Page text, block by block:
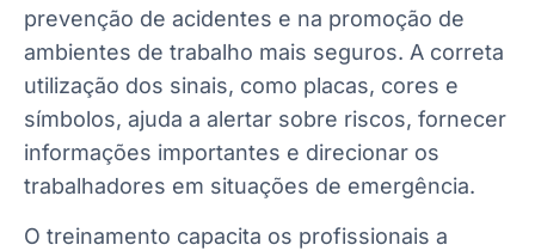
prevenção de acidentes e na promoção de
ambientes de trabalho mais seguros. A correta
utilização dos sinais, como placas, cores e
símbolos, ajuda a alertar sobre riscos, fornecer
informações importantes e direcionar os
trabalhadores em situações de emergência.
O treinamento capacita os profissionais a